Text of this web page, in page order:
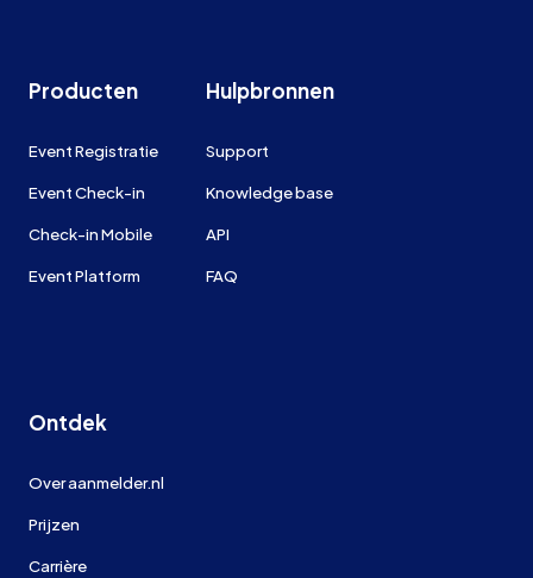
Producten
Event Registratie
Event Check-in
Check-in Mobile
Event Platform
Hulpbronnen
Support
Knowledge base
API
FAQ
Ontdek
Over aanmelder.nl
Prijzen
Carrière